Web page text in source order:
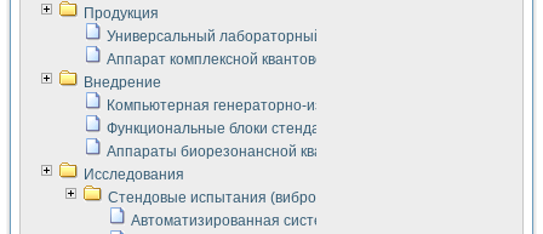
Продукция
Универсальный лабораторный стенд "Сигнал-USB"
Аппарат комплексной квантовой терапии Интроскан
Внедрение
Компьютерная генераторно-измерительная система
Функциональные блоки стенда "Сигнал-USB"
Аппараты биорезонансной квантовой терапии серии СКАН
Исследования
Стендовые испытания (виброакустика, тензометрия и т.п.)
Автоматизированная система измерения параметров